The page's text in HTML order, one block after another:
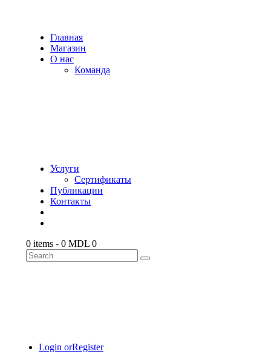
Главная
Магазин
О нас
Команда
Услуги
Сертификаты
Публикации
Контакты
0 items -0 MDL 0
Login orRegister